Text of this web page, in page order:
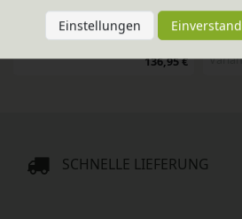
-20% Code
Lampe Großer Wal mit LED,
136,95 €
-20%
LED
In
SCHNELLE LIEFERUNG
Einstellungen